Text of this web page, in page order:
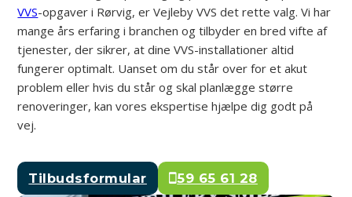
VVS-opgaver i Rørvig, er Vejleby VVS det rette valg. Vi har
mange års erfaring i branchen og tilbyder en bred vifte af
tjenester, der sikrer, at dine VVS-installationer altid
fungerer optimalt. Uanset om du står over for et akut
problem eller hvis du står og skal planlægge større
renoveringer, kan vores ekspertise hjælpe dig godt på
vej.
Tilbudsformular 59 65 61 28